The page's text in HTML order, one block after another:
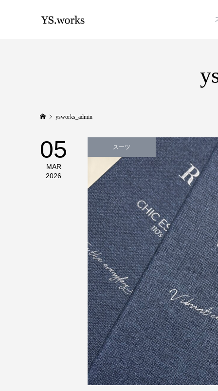
ysworks_admin
05
MAR
2026
スーツ